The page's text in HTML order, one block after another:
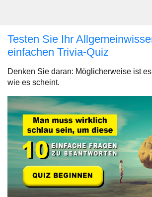
Testen Sie Ihr
einfachen Trivia-Quiz
Denken Sie daran: Möglicherweise ist
wie es scheint.